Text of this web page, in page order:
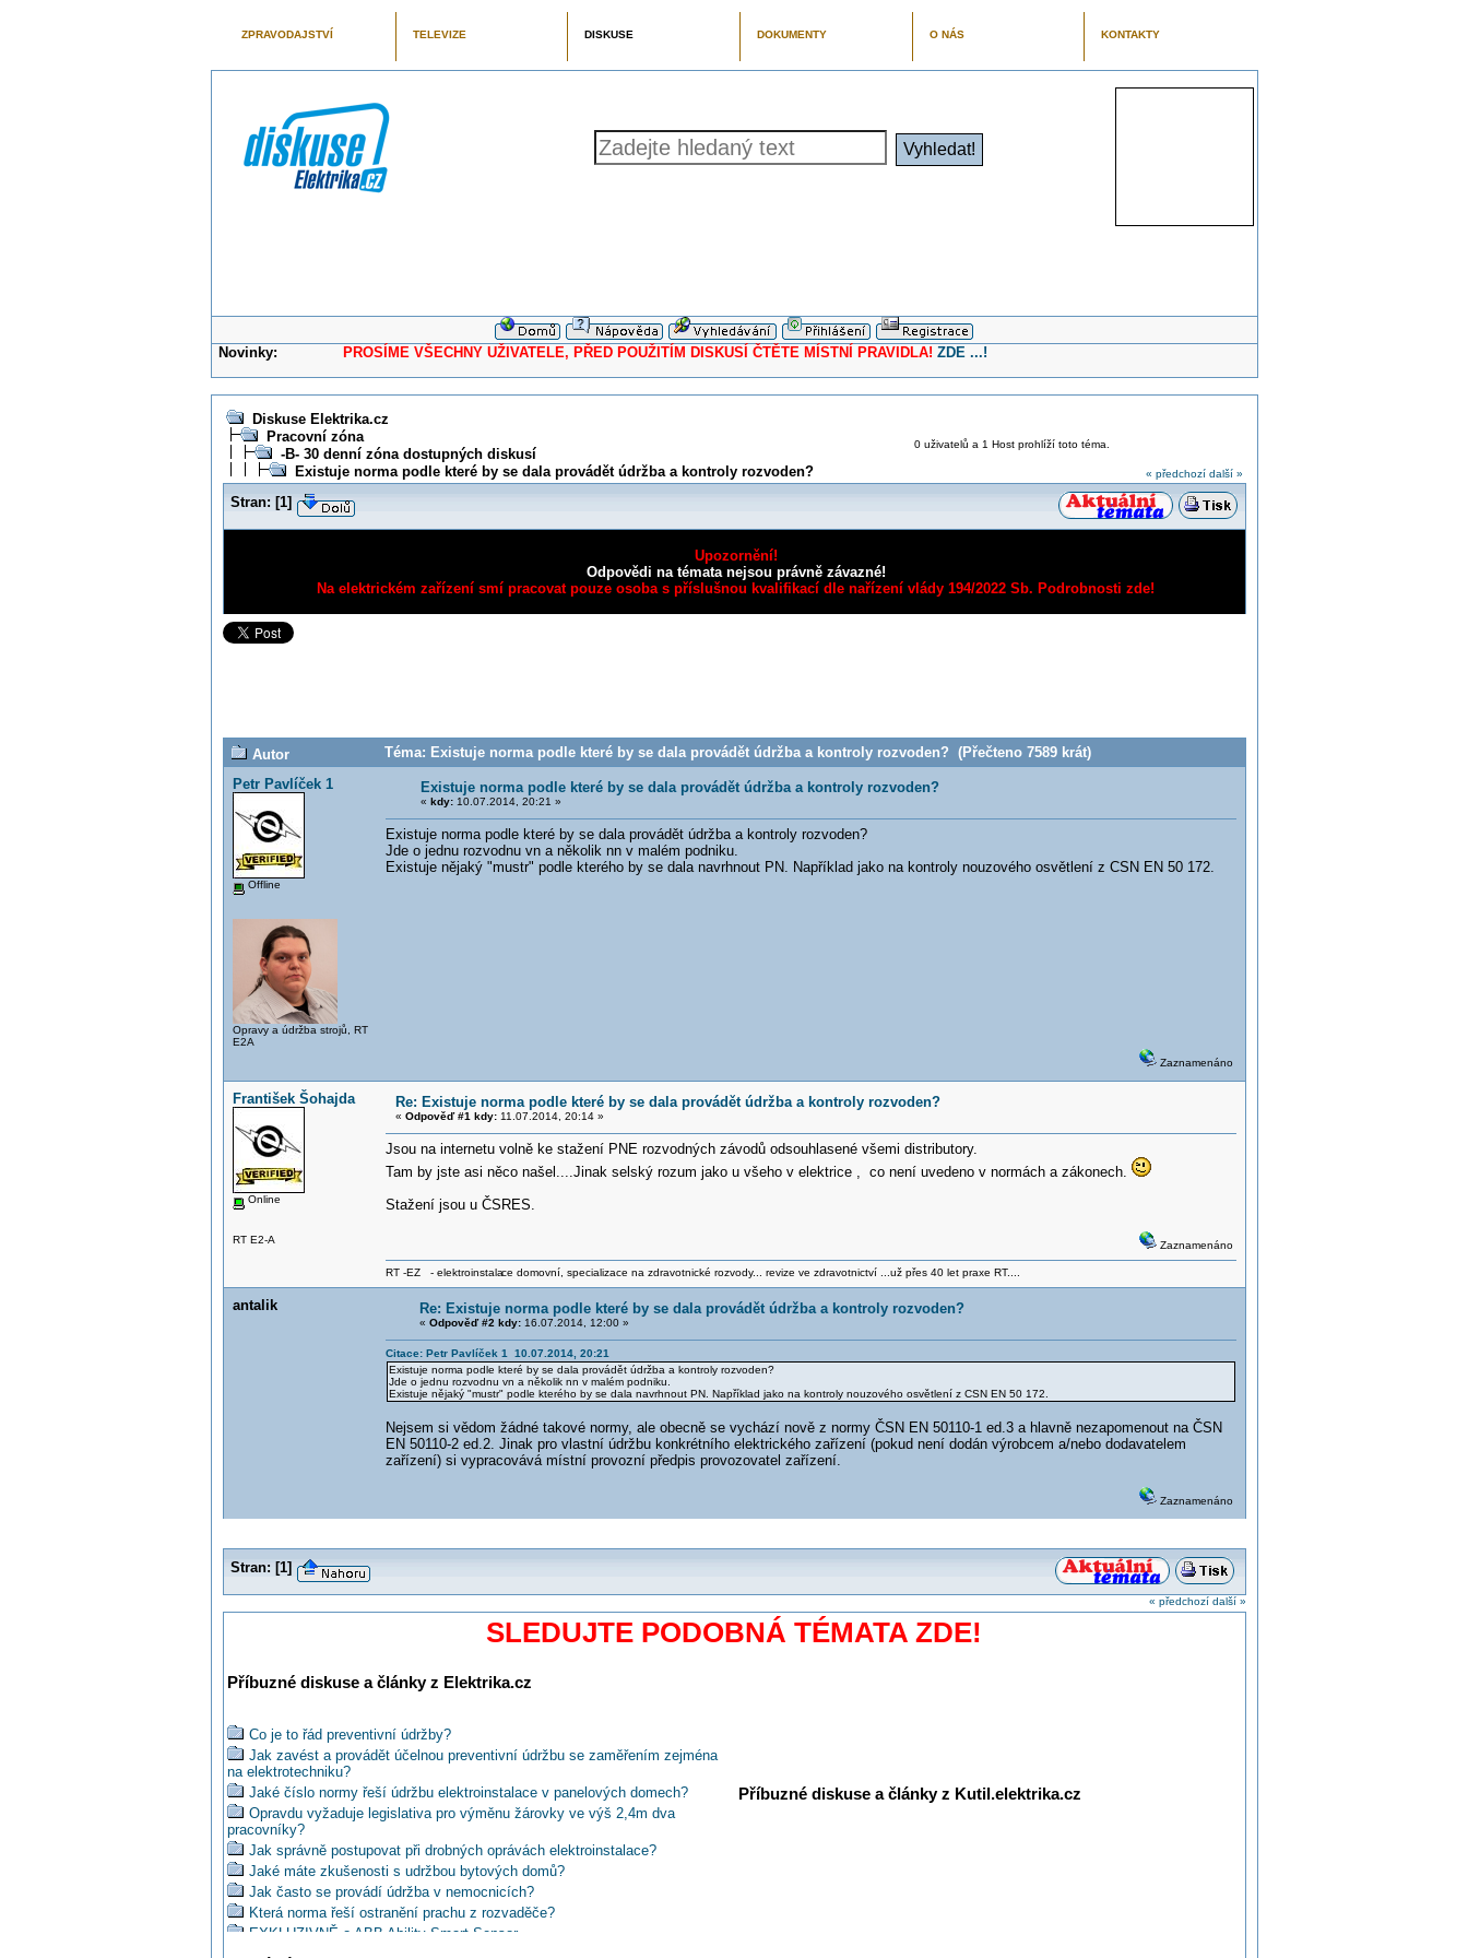
ZPRAVODAJSTVÍ TELEVIZE DISKUSE DOKUMENTY O NÁS KONTAKTY
Novinky: PROSÍME VŠECHNY UŽIVATELE, PŘED POUŽITÍM DISKUSÍ ČTĚTE MÍSTNÍ PRAVIDLA! ZDE ...!
Diskuse Elektrika.cz
Pracovní zóna
-B- 30 denní zóna dostupných diskusí
Existuje norma podle které by se dala provádět údržba a kontroly rozvoden?
0 uživatelů a 1 Host prohlíží toto téma.
« předchozí další »
Stran: [1]
Upozornění!
Odpovědi na témata nejsou právně závazné!
Na elektrickém zařízení smí pracovat pouze osoba s příslušnou kvalifikací dle nařízení vlády 194/2022 Sb. Podrobnosti zde!
Autor
Téma: Existuje norma podle které by se dala provádět údržba a kontroly rozvoden? (Přečteno 7589 krát)
Petr Pavlíček 1
Offline
Opravy a údržba strojů, RT
E2A
Existuje norma podle které by se dala provádět údržba a kontroly rozvoden?
« kdy:10.07.2014, 20:21 »
Existuje norma podle které by se dala provádět údržba a kontroly rozvoden?
Jde o jednu rozvodnu vn a několik nn v malém podniku.
Existuje nějaký "mustr" podle kterého by se dala navrhnout PN. Například jako na kontroly nouzového osvětlení z CSN EN 50 172.
Zaznamenáno
František Šohajda
Online
RT E2-A
Re: Existuje norma podle které by se dala provádět údržba a kontroly rozvoden?
« Odpověď #1 kdy:11.07.2014, 20:14 »
Jsou na internetu volně ke stažení PNE rozvodných závodů odsouhlasené všemi distributory.
Tam by jste asi něco našel....Jinak selský rozum jako u všeho v elektrice , co není uvedeno v normách a zákonech.
Stažení jsou u ČSRES.
Zaznamenáno
RT -EZ - elektroinstalace domovní, specializace na zdravotnické rozvody... revize ve zdravotnictví ...už přes 40 let praxe RT....
antalik Re: Existuje norma podle které by se dala provádět údržba a kontroly rozvoden?
« Odpověď #2 kdy:16.07.2014, 12:00 »
Citace: Petr Pavlíček 1 10.07.2014, 20:21
Existuje norma podle které by se dala provádět údržba a kontroly rozvoden?
Jde o jednu rozvodnu vn a několik nn v malém podniku.
Existuje nějaký "mustr" podle kterého by se dala navrhnout PN. Například jako na kontroly nouzového osvětlení z CSN EN 50 172.
Nejsem si vědom žádné takové normy, ale obecně se vychází nově z normy ČSN EN 50110-1 ed.3 a hlavně nezapomenout na ČSN
EN 50110-2 ed.2. Jinak pro vlastní údržbu konkrétního elektrického zařízení (pokud není dodán výrobcem a/nebo dodavatelem
zařízení) si vypracovává místní provozní předpis provozovatel zařízení.
Zaznamenáno
Stran: [1]
« předchozí další »
SLEDUJTE PODOBNÁ TÉMATA ZDE!
Příbuzné diskuse a články z Elektrika.cz
Co je to řád preventivní údržby?
Jak zavést a provádět účelnou preventivní údržbu se zaměřením zejména
na elektrotechniku?
Jaké číslo normy řeší údržbu elektroinstalace v panelových domech?
Opravdu vyžaduje legislativa pro výměnu žárovky ve výš 2,4m dva
pracovníky?
Jak správně postupovat při drobných oprávách elektroinstalace?
Jaké máte zkušenosti s udržbou bytových domů?
Jak často se provádí údržba v nemocnicích?
Která norma řeší ostranění prachu z rozvaděče?
EXKLUZIVNĚ o ABB Ability Smart Sensor
Přivítali byste také ve vaší údržbě strojového parku nový prediktivní
Příbuzné diskuse a články z Kutil.elektrika.cz